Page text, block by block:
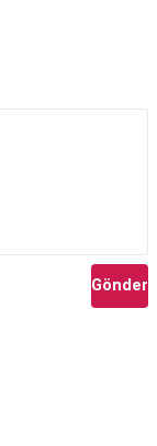
Gönder